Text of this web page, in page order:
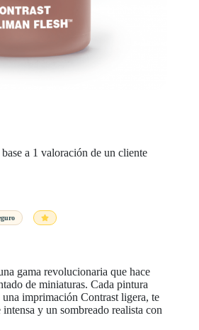
a 1 valoración de un cliente
gama revolucionaria que hace
de miniaturas. Cada pintura
imprimación Contrast ligera, te
y un sombreado realista con